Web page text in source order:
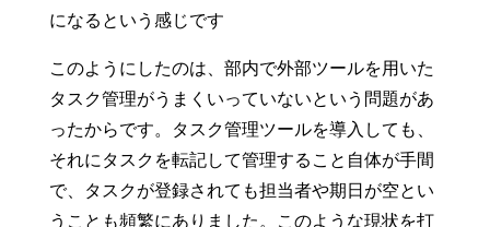
になるという感じです
このようにしたのは、部内で外部ツールを用いた
タスク管理がうまくいっていないという問題があ
ったからです。タスク管理ツールを導入しても、
それにタスクを転記して管理すること自体が手間
で、タスクが登録されても担当者や期日が空とい
うことも頻繁にありました。このような現状を打